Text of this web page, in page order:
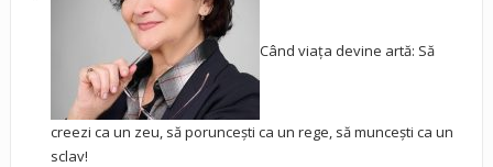
Când viața devine artă: Să
creezi ca un zeu, să poruncești ca un rege, să muncești ca un
sclav!